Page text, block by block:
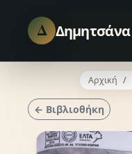
Δ Δημητσάνα
Αρχική
← Βιβλιοθήκη